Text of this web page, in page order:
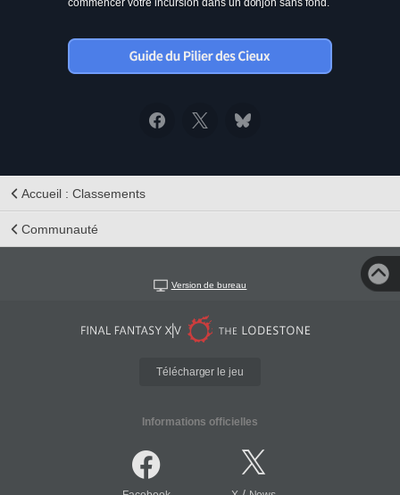
commencer votre incursion dans un donjon sans fond.
Accueil : Classements
Communauté
Version de bureau
Télécharger le jeu
Informations officielles